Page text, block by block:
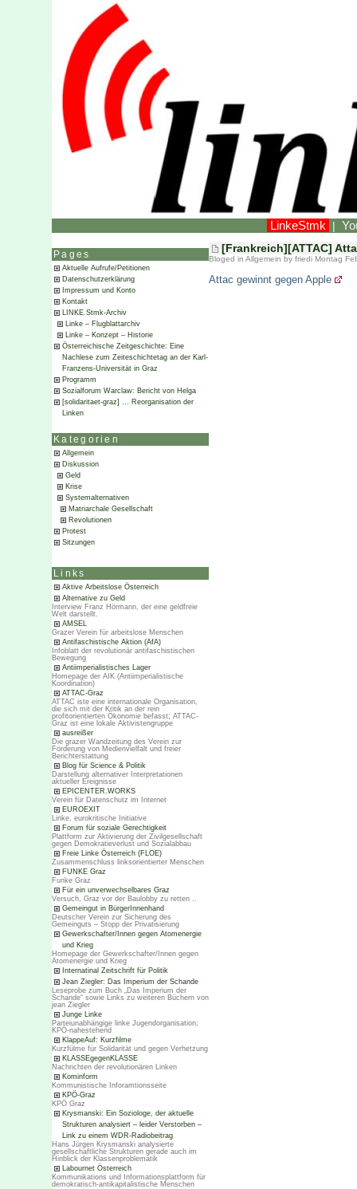
LinkeStmk |
Pages
Aktuelle Aufrufe/Petitionen
Datenschutzerklärung
Impressum und Konto
Kontakt
LINKE.Stmk-Archiv
Linke – Flugblattarchiv
Linke – Konzept – Historie
Österreichische Zeitgeschichte: Eine
Nachlese zum Zeiteschichtetag an der Karl-
Franzens-Universität in Graz
Programm
Sozialforum Warclaw: Bericht von Helga
[solidaritaet-graz] … Reorganisation der
Linken
Kategorien
Allgemein
Diskussion
Geld
Krise
Systemalternativen
Matriarchale Gesellschaft
Revolutionen
Protest
Sitzungen
Links
Aktive Arbeitslose Österreich
Alternative zu Geld
Interview Franz Hörmann, der eine geldfreie
Welt darstellt.
AMSEL
Grazer Verein für arbeitslose Menschen
Antifaschistische Aktion (AfA)
Infoblatt der revolutionär antifaschistischen
Bewegung
Antiimperialistisches Lager
Homepage der AIK (Antiimperialistische
Koordination)
ATTAC-Graz
ATTAC iste eine internationale Organisation,
die sich mit der Kritik an der rein
profitorientierten Ökonomie befasst; ATTAC-
Graz ist eine lokale Aktivistengruppe
ausreißer
Die grazer Wandzeitung des Verein zur
Förderung von Medienvielfalt und freier
Berichterstattung
Blog für Science & Politik
Darstellung alternativer Interpretationen
aktueller Ereignisse
EPICENTER.WORKS
Verein für Datenschutz im Internet
EUROEXIT
Linke, eurokritische Initiative
Forum für soziale Gerechtigkeit
Plattform zur Aktivierung der Zivilgesellschaft
gegen Demokratieverlust und Sozialabbau
Freie Linke Österreich (FLOE)
Zusammenschluss linksorientierter Menschen
FUNKE Graz
Funke Graz
Für ein unverwechselbares Graz
Versuch, Graz vor der Baulobby zu retten ..
Gemeingut in BürgerInnenhand
Deutscher Verein zur Sicherung des
Gemeinguts – Stopp der Privatisierung
Gewerkschafter/Innen gegen Atomenergie
und Krieg
Homepage der Gewerkschafter/Innen gegen
Atomenergie und Krieg
Internatinal Zeitschrift für Politik
Jean Ziegler: Das Imperium der Schande
Leseprobe zum Buch „Das Imperium der
Schande“ sowie Links zu weiteren Büchern von
jean Ziegler
Junge Linke
Parteiunabhängige linke Jugendorganisation;
KPÖ-nahestehend
KlappeAuf: Kurzfilme
Kurzfülme für Solidarität und gegen Verhetzung
KLASSEgegenKLASSE
Nachrichten der revolutionären Linken
Kominform
Kommunistische Inforamtionsseite
KPÖ-Graz
KPÖ Graz
Krysmanski: Ein Soziologe, der aktuelle
Strukturen analysiert – leider Verstorben –
Link zu einem WDR-Radiobeitrag
Hans Jürgen Krysmanski analysierte
gesellschaftliche Strukturen gerade auch im
Hinblick der Klassenproblematik
Labournet Österreich
Kommunikations und Informationsplattform für
demokratisch-antikapitalistische Menschen
[Frankreich][ATTAC]
Bloged in Allgemein by friedi Montag
Attac gewinnt gegen Apple